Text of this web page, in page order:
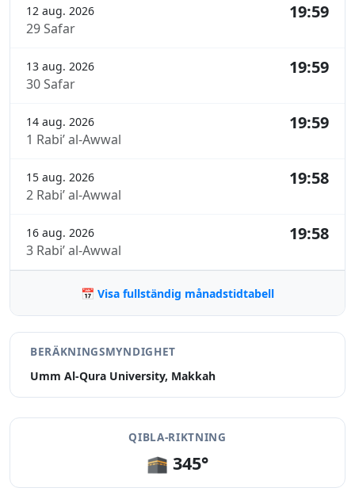
12 aug. 2026
29 Safar
19:59
13 aug. 2026
30 Safar
19:59
14 aug. 2026
1 Rabi’ al-Awwal
19:59
15 aug. 2026
2 Rabi’ al-Awwal
19:58
16 aug. 2026
3 Rabi’ al-Awwal
19:58
📅 Visa fullständig månadstidtabell
BERÄKNINGSMYNDIGHET
Umm Al-Qura University, Makkah
QIBLA-RIKTNING
🕋 345°